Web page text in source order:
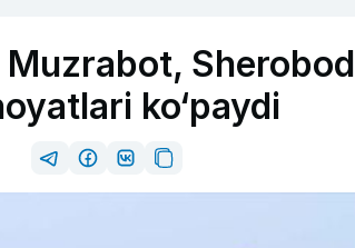
Sherobod
ko‘paydi